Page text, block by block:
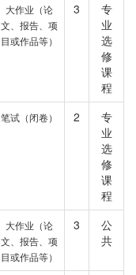
大作业（论
文、报告、项
目或作品等）
3
专
业
选
修
课
程
笔试（闭卷） 2
专
业
选
修
课
程
大作业（论
文、报告、项
目或作品等）
3
公
共